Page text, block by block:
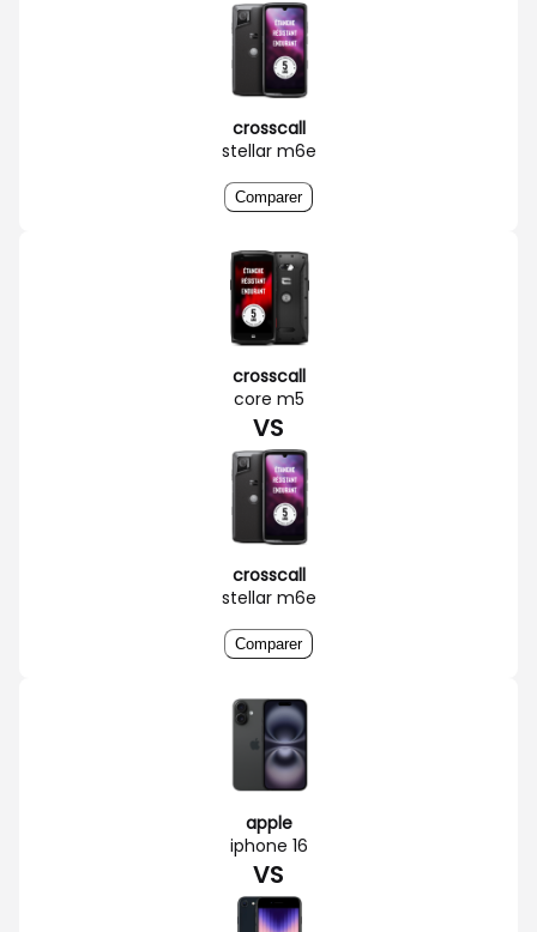
crosscall
stellar m6e
Comparer
crosscall
core m5
VS
crosscall
stellar m6e
Comparer
apple
iphone 16
VS